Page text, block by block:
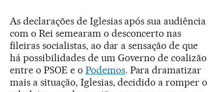
As declarações de Iglesias após sua audiência
com o Rei semearam o desconcerto nas
fileiras socialistas, ao dar a sensação de que
há possibilidades de um Governo de coalizão
entre o PSOE e o Podemos. Para dramatizar
mais a situação, Iglesias, decidido a romper o